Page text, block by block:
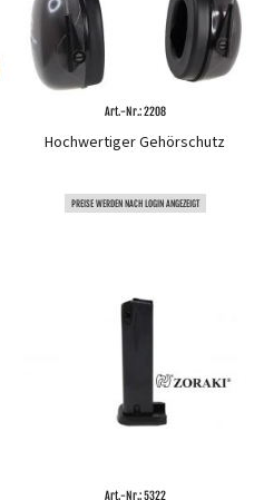
Art.-Nr.: 2208
Hochwertiger Gehörschutz
PREISE WERDEN NACH LOGIN ANGEZEIGT
Art.-Nr.: 5322